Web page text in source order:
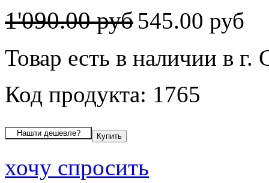
1'090.00 руб 545.00 руб
Товар есть в наличии в г.
Код продукта: 1765
хочу спросить